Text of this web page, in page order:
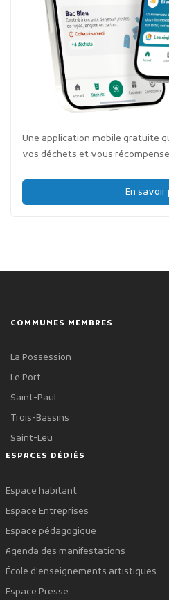
Une application mobile gratuite
vos déchets et vous
En savoir
COMMUNES MEMBRES
La Possession
Le Port
Saint-Paul
Trois-Bassins
Saint-Leu
ESPACES DÉDIÉS
Espace habitant
Espace Entreprises
Espace pédagogique
Agenda des manifestations
École d'enseignements artistiques
Espace Presse